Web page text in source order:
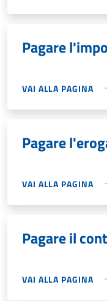
Pagare
VAI ALLA PAGINA
Pagare
VAI ALLA PAGINA
Pagare il
VAI ALLA PAGINA